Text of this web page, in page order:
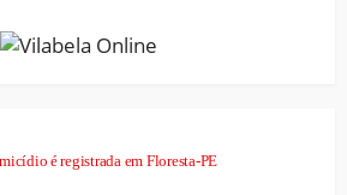
é registrada em Floresta-PE